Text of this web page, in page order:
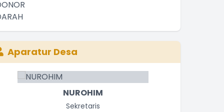
Aparatur Desa
NUROHIM
Sekretaris